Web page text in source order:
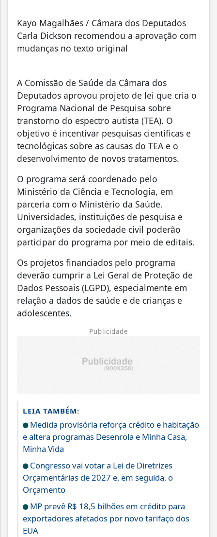
Kayo Magalhães / Câmara dos Deputados
Carla Dickson recomendou a aprovação com
mudanças no texto original
A Comissão de Saúde da Câmara dos
Deputados aprovou projeto de lei que cria o
Programa Nacional de Pesquisa sobre
transtorno do espectro autista (TEA). O
objetivo é incentivar pesquisas científicas e
tecnológicas sobre as causas do TEA e o
desenvolvimento de novos tratamentos.
O programa será coordenado pelo
Ministério da Ciência e Tecnologia, em
parceria com o Ministério da Saúde.
Universidades, instituições de pesquisa e
organizações da sociedade civil poderão
participar do programa por meio de editais.
Os projetos financiados pelo programa
deverão cumprir a Lei Geral de Proteção de
Dados Pessoais (LGPD), especialmente em
relação a dados de saúde e de crianças e
adolescentes.
Publicidade
LEIA TAMBÉM:
Medida provisória reforça crédito e habitação
e altera programas Desenrola e Minha Casa,
Minha Vida
Congresso vai votar a Lei de Diretrizes
Orçamentárias de 2027 e, em seguida, o
Orçamento
MP prevê R$ 18,5 bilhões em crédito para
exportadores afetados por novo tarifaço dos
EUA